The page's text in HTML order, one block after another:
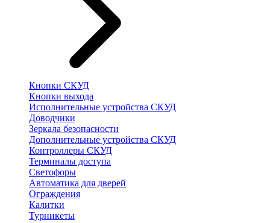
Кнопки СКУД
Кнопки выхода
Исполнительные устройства СКУД
Доводчики
Зеркала безопасности
Дополнительные устройства СКУД
Контроллеры СКУД
Терминалы доступа
Светофоры
Автоматика для дверей
Ограждения
Калитки
Турникеты